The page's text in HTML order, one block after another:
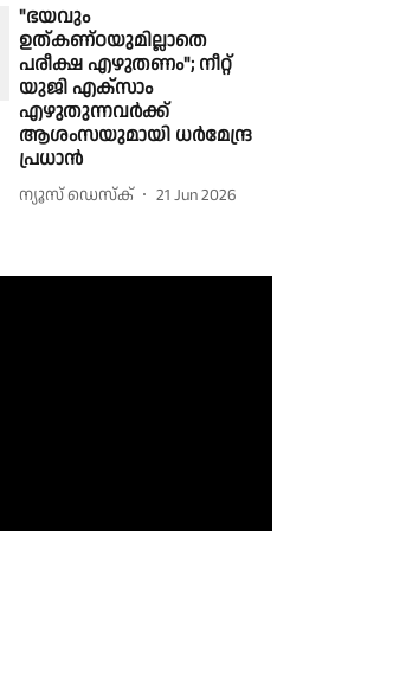
"ഭയവും
ഉത്കണ്ഠയുമില്ലാതെ
പരീക്ഷ എഴുതണം"; നീറ്റ്
യുജി എക്സാം
എഴുതുന്നവർക്ക്
ആശംസയുമായി ധർമേന്ദ്ര
പ്രധാൻ
ന്യൂസ് ഡെസ്ക് 21 Jun 2026